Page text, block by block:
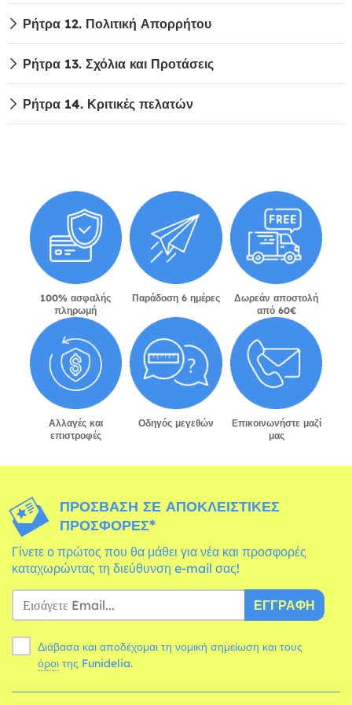
Ρήτρα 12. Πολιτική Απορρήτου
Ρήτρα 13. Σχόλια και Προτάσεις
Ρήτρα 14. Κριτικές πελατών
100% ασφαλής
πληρωμή
Παράδοση 6 ημέρες
Δωρεάν αποστολή
από 60€
Αλλαγές και
επιστροφές
Οδηγός μεγεθών
Επικοινωνήστε μαζί
μας
ΠΡΌΣΒΑΣΗ ΣΕ ΑΠΟΚΛΕΙΣΤΙΚΈΣ
ΠΡΟΣΦΟΡΈΣ*
Γίνετε ο πρώτος που θα μάθει για νέα και προσφορές
καταχωρώντας τη διεύθυνση e-mail σας!
ΕΓΓΡΑΦΉ
Διάβασα και αποδέχομαι τη νομική σημείωση και τους
όροι της Funidelia.